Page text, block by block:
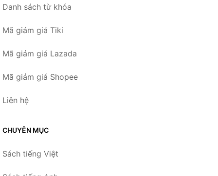
Danh sách từ khóa
Mã giảm giá Tiki
Mã giảm giá Lazada
Mã giảm giá Shopee
Liên hệ
CHUYÊN MỤC
Sách tiếng Việt